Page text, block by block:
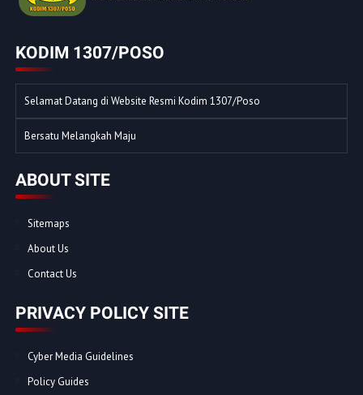
KODIM 1307/POSO
Selamat Datang di Website Resmi Kodim 1307/Poso
Bersatu Melangkah Maju
ABOUT SITE
Sitemaps
About Us
Contact Us
PRIVACY POLICY SITE
Cyber Media Guidelines
Policy Guides